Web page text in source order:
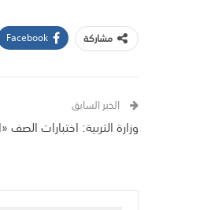
مشاركة Facebook
الخبر السابق
وزارة التربية: اختبارات الصف